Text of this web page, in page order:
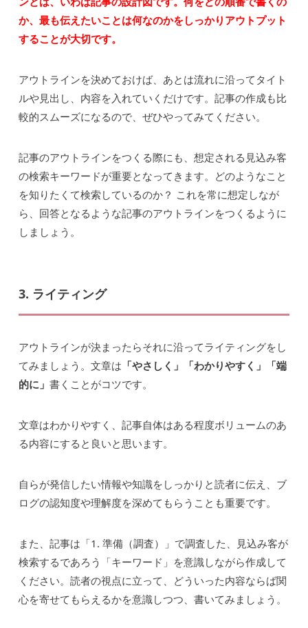
か、最も伝えたいことは何なのかをしっかりアウトプット
することが大切です。
アウトラインを決めておけば、あとは流れに沿ってタイト
ルや見出し、内容を入れていくだけです。記事の作成も比
較的スムーズになるので、ぜひやってみてください。
記事のアウトラインをつくる際にも、想定される見込み客
の検索キーワードが重要となってきます。どのようなこと
を知りたくて検索しているのか？ これを常に想定しなが
ら、回答となるような記事のアウトラインをつくるように
しましょう。
3. ライティング
アウトラインが決まったらそれに沿ってライティングをし
てみましょう。文章は 「やさしく」「わかりやすく」「端
的に」 書くことがコツです。
文章はわかりやすく、記事自体はある程度ボリュームのあ
る内容にすると良いと思います。
自らが発信したい情報や知識をしっかりと読者に伝え、ブ
ログの認知度や理解度を深めてもらうことも重要です。
また、記事は「1. 準備（調査）」で調査した、見込み客が
検索するであろう「キーワード」を意識しながら作成して
ください。読者の視点に立って、どういった内容ならば関
心を寄せてもらえるかを意識しつつ、書いてみましょう。